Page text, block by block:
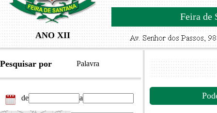
ANO XII
Feira de
Pesquisar por Palavra
de a